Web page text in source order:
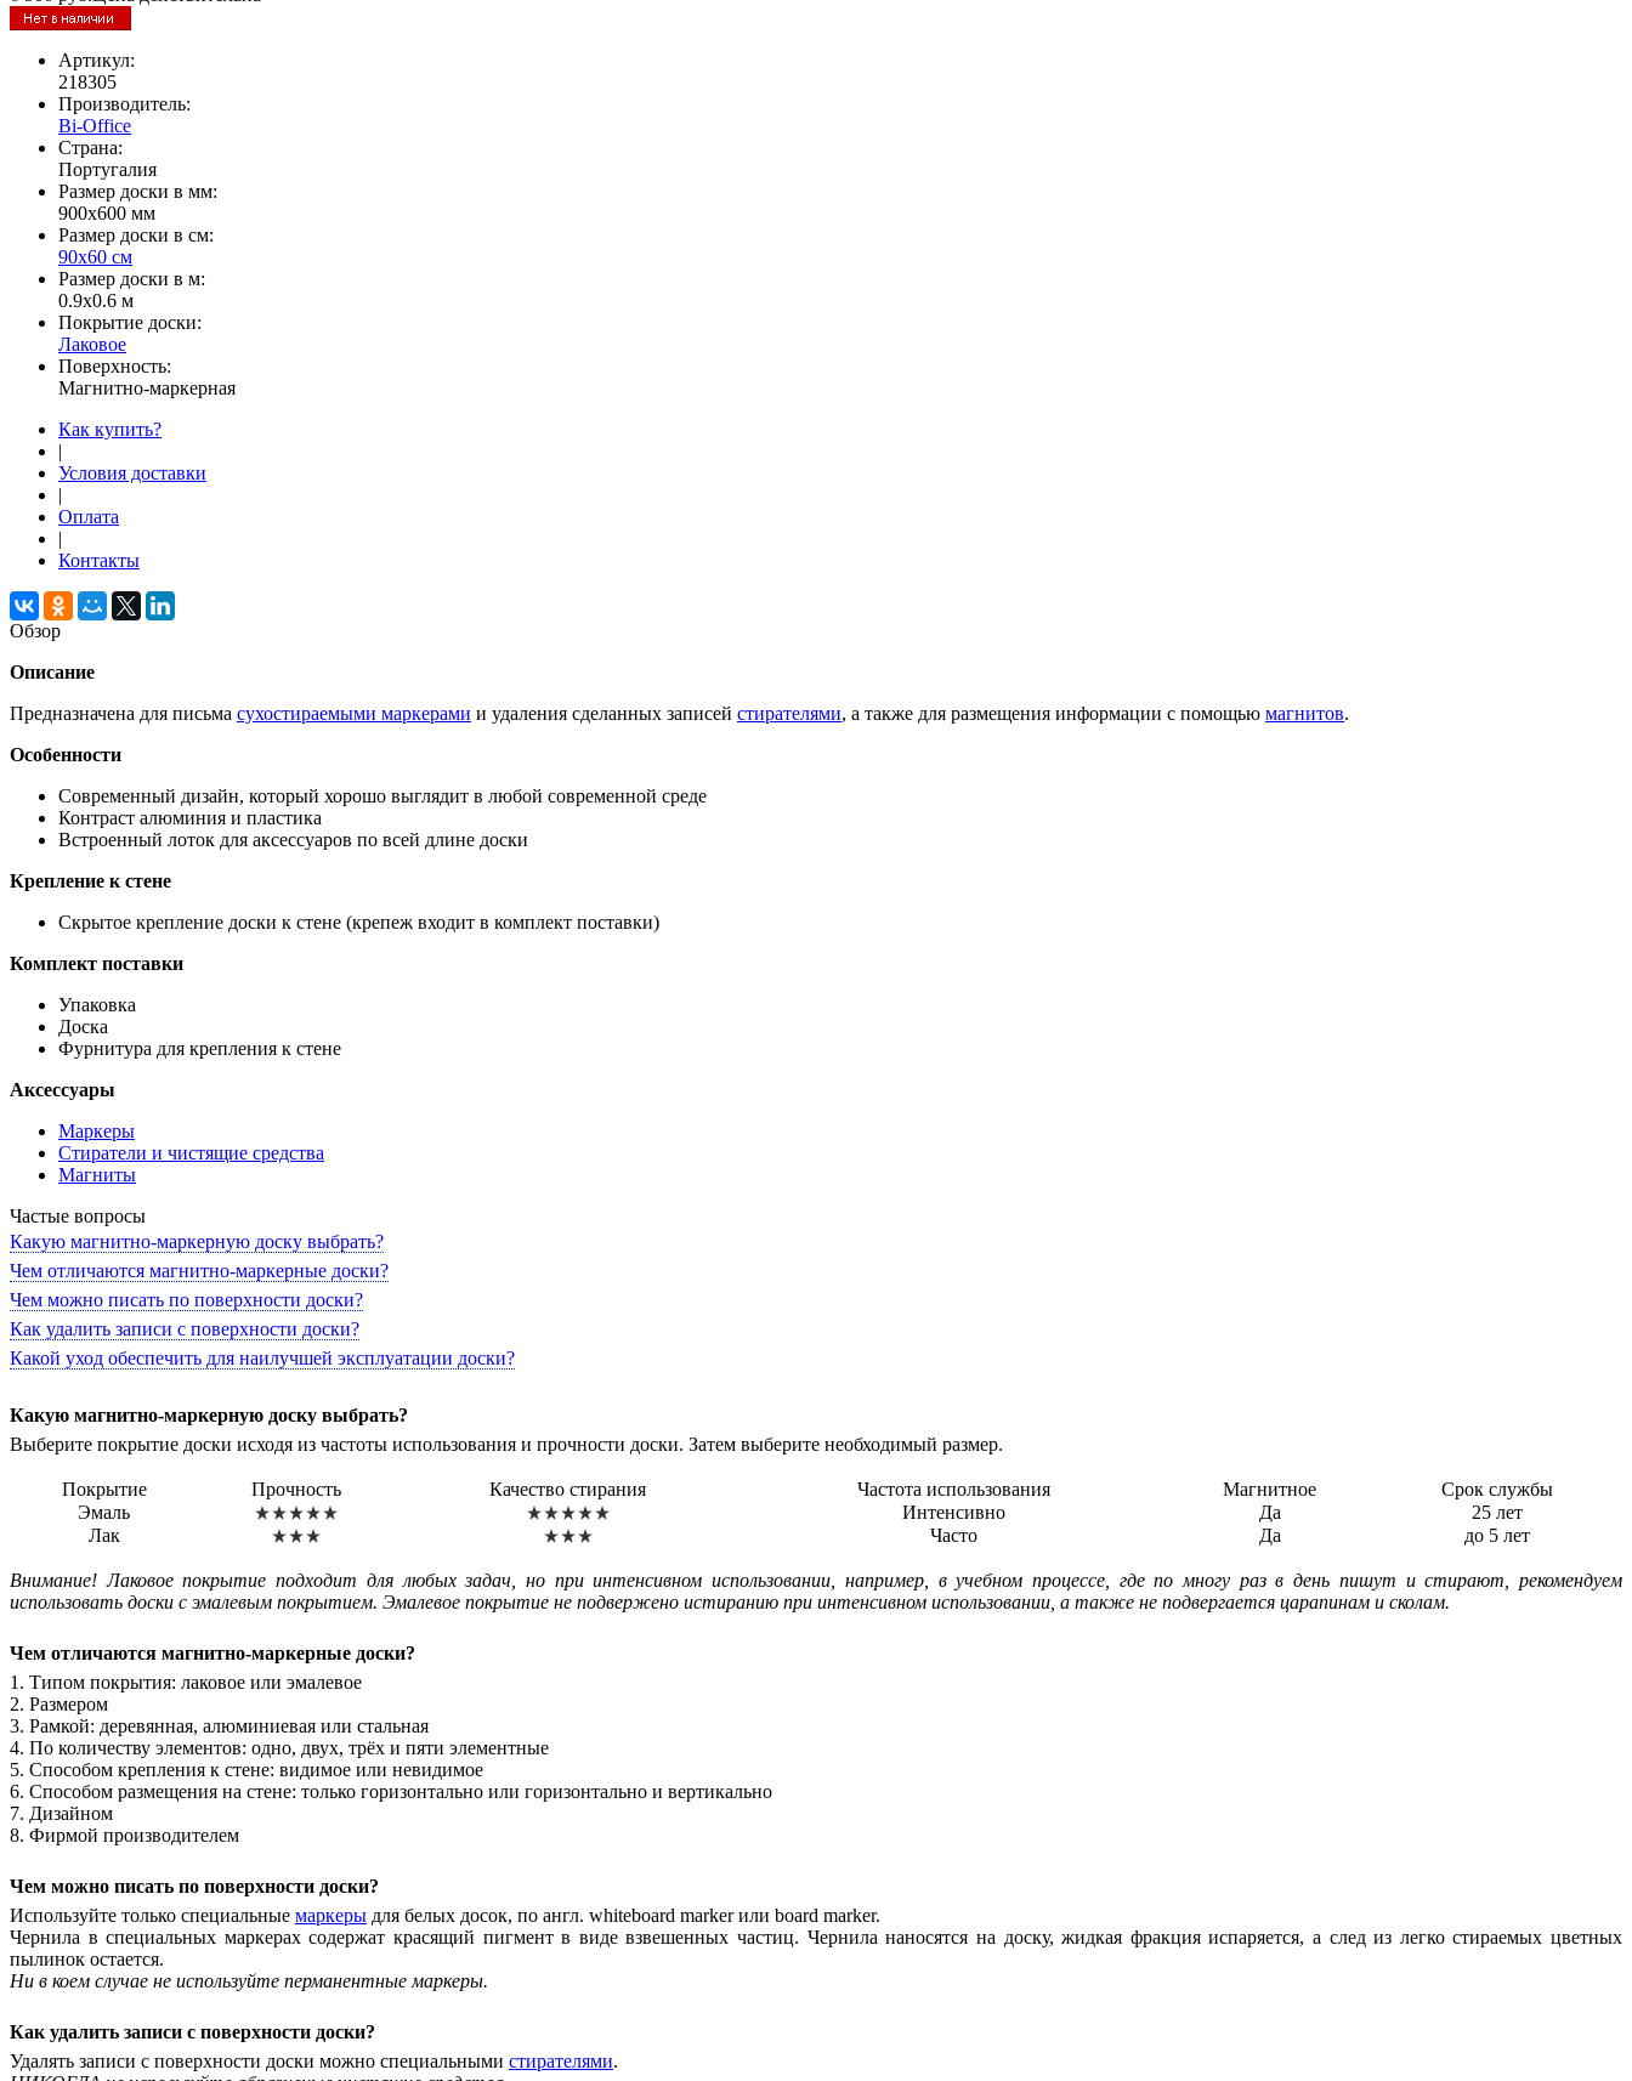
Артикул:
218305
Производитель:
Bi-Office
Страна:
Португалия
Размер доски в мм:
900х600 мм
Размер доски в см:
90х60 см
Размер доски в м:
0.9х0.6 м
Покрытие доски:
Лаковое
Поверхность:
Магнитно-маркерная
Как купить?
|
Условия доставки
|
Оплата
|
Контакты
Обзор
Описание
Предназначена для письма сухостираемыми маркерами и удаления сделанных записей стирателями, а также для размещения информации с помощью магнитов.
Особенности
Современный дизайн, который хорошо выглядит в любой современной среде
Контраст алюминия и пластика
Встроенный лоток для аксессуаров по всей длине доски
Крепление к стене
Скрытое крепление доски к стене (крепеж входит в комплект поставки)
Комплект поставки
Упаковка
Доска
Фурнитура для крепления к стене
Аксессуары
Маркеры
Стиратели и чистящие средства
Магниты
Частые вопросы
Какую магнитно-маркерную доску выбрать?
Чем отличаются магнитно-маркерные доски?
Чем можно писать по поверхности доски?
Как удалить записи с поверхности доски?
Какой уход обеспечить для наилучшей эксплуатации доски?
Какую магнитно-маркерную доску выбрать?
Выберите покрытие доски исходя из частоты использования и прочности доски. Затем выберите необходимый размер.
Покрытие Прочность Качество стирания Частота использования Магнитное
Срок службы
Эмаль
Интенсивно Да
25 лет
Лак
Часто Да до 5 лет
Внимание! Лаковое покрытие подходит для любых задач, но при интенсивном использовании, например, в учебном процессе, где по многу раз в день пишут и стирают, рекомендуем
использовать доски с эмалевым покрытием. Эмалевое покрытие не подвержено истиранию при интенсивном использовании, а также не подвергается царапинам и сколам.
Чем отличаются магнитно-маркерные доски?
1. Типом покрытия: лаковое или эмалевое
2. Размером
3. Рамкой: деревянная, алюминиевая или стальная
4. По количеству элементов: одно, двух, трёх и пяти элементные
5. Способом крепления к стене: видимое или невидимое
6. Способом размещения на стене: только горизонтально или горизонтально и вертикально
7. Дизайном
8. Фирмой производителем
Чем можно писать по поверхности доски?
Используйте только специальные маркеры для белых досок, по англ. whiteboard marker или board marker.
Чернила в специальных маркерах содержат красящий пигмент в виде взвешенных частиц. Чернила наносятся на доску, жидкая фракция испаряется, а след из легко стираемых цветных
пылинок остается.
Ни в коем случае не используйте перманентные маркеры.
Как удалить записи с поверхности доски?
Удалять записи с поверхности доски можно специальными стирателями.